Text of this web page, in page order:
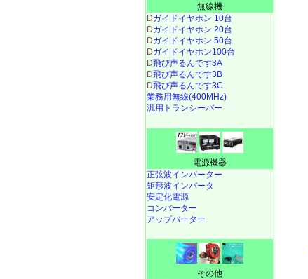
無線機
Dガイドイヤホン 10台
Dガイドイヤホン 20台
Dガイドイヤホン 50台
Dガイドイヤホン100台
D飛び声るんです3A
D飛び声るんです3B
D飛び声るんです3C
業務用無線(400MHz)
汎用トランシーバー
電源機器
正弦波インバーター
矩形波インバータ
安定化電源
コンバーター
アップバーター
その他